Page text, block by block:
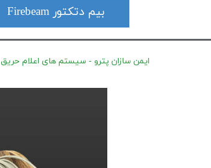
بیم دتکتور Firebeam
ایمن سازان پترو - سیستم های اعلام حریق